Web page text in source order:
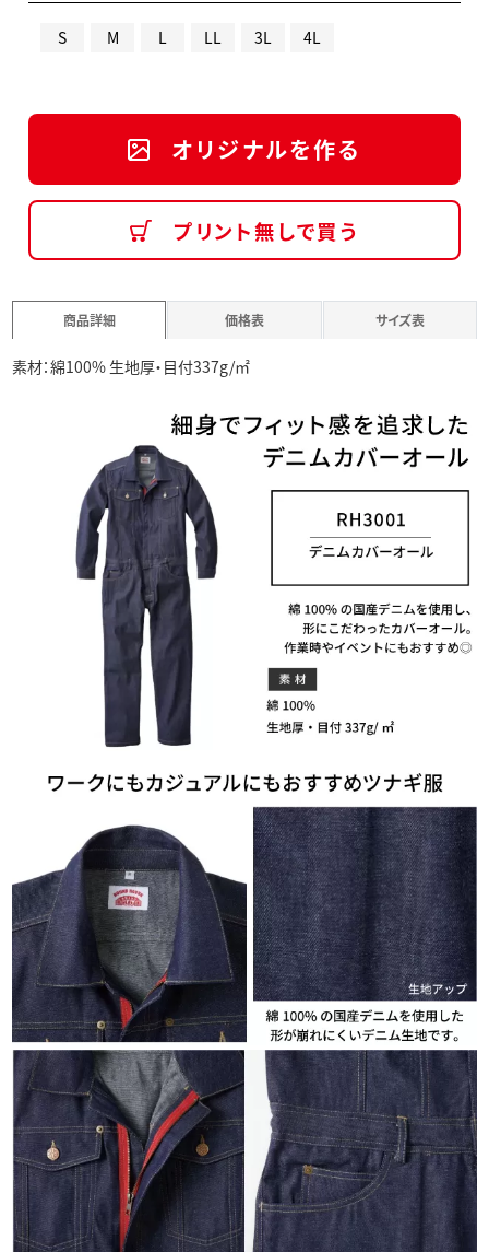
S M L LL 3L 4L
オリジナルを作る
プリント無しで買う
商品詳細 価格表 サイズ表
素材：綿100% 生地厚・目付337g/㎡